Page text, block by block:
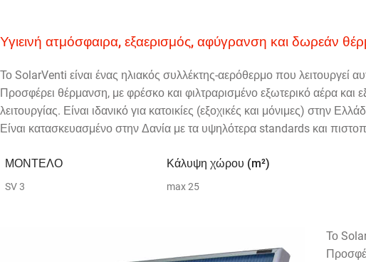
Υγιεινή ατμόσφαιρα, εξαερισμός, αφύγρανση και δωρεάν
Το SolarVenti είναι ένας ηλιακός συλλέκτης-αερόθερμο που λειτουργεί
Προσφέρει θέρμανση, με φρέσκο και φιλτραρισμένο εξωτερικό αέρα και
λειτουργίας. Είναι ιδανικό για κατοικίες (εξοχικές και μόνιμες) στην
Είναι κατασκευασμένο στην Δανία με τα υψηλότερα standards και
ΜΟΝΤΕΛΟ Κάλυψη χώρου (m²)
SV 3 max 25
Το